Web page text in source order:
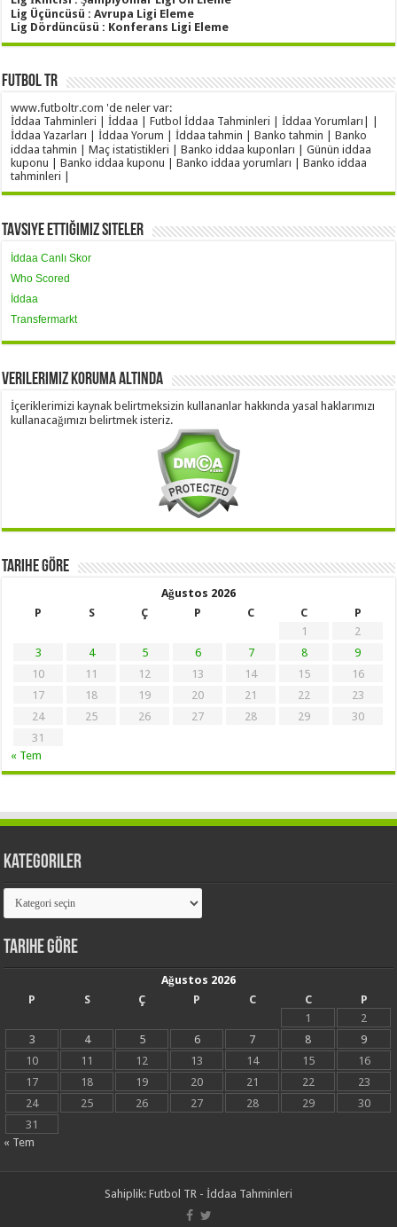
Lig Üçüncüsü : Avrupa Ligi Eleme
Lig Dördüncüsü : Konferans Ligi Eleme
Futbol TR
www.futboltr.com 'de neler var:
İddaa Tahminleri | İddaa | Futbol İddaa Tahminleri | İddaa Yorumları| |
İddaa Yazarları | İddaa Yorum | İddaa tahmin | Banko tahmin | Banko
iddaa tahmin | Maç istatistikleri | Banko iddaa kuponları | Günün iddaa
kuponu | Banko iddaa kuponu | Banko iddaa yorumları | Banko iddaa
tahminleri |
Tavsiye Ettiğimiz Siteler
İddaa Canlı Skor
Who Scored
İddaa
Transfermarkt
Verilerimiz Koruma Altında
İçeriklerimizi kaynak belirtmeksizin kullananlar hakkında yasal haklarımızı
kullanacağımızı belirtmek isteriz.
Tarihe Göre
Ağustos 2026
P
S Ç P C C
P
1
2
3
4 5 6 7 8
9
10
11 12 13 14 15
16
17
18 19 20 21 22
23
24
25 26 27 28 29
30
31
« Tem
Kategoriler
Kategoriler
Tarihe Göre
Ağustos 2026
P
S Ç P C C
P
1
2
3
4 5 6 7 8
9
10
11 12 13 14 15
16
17
18 19 20 21 22
23
24
25 26 27 28 29
30
31
« Tem
Sahiplik: Futbol TR - İddaa Tahminleri